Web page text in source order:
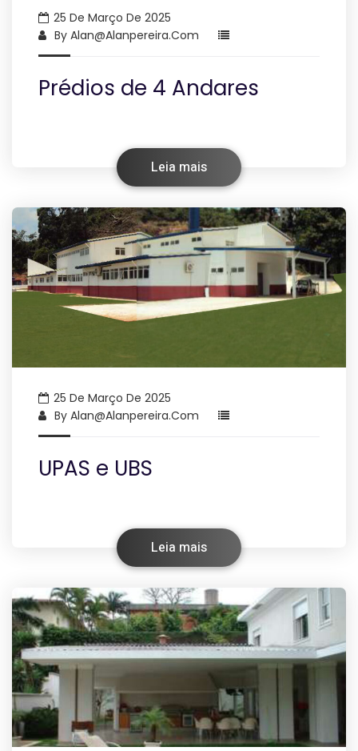
25 De Março De 2025
By Alan@alanpereira.com
Prédios de 4 Andares
Leia mais
25 De Março De 2025
By Alan@alanpereira.com
UPAS e UBS
Leia mais